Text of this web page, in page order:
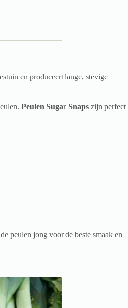
en produceert lange, stevige
Peulen Sugar Snaps zijn perfect
peulen jong voor de beste smaak en